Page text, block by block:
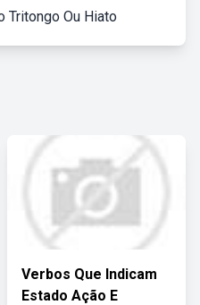
Tritongo Ou Hiato
Verbos Que Indicam
Estado Ação E